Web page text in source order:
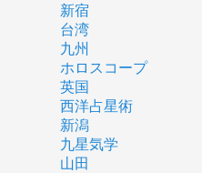
新宿
台湾
九州
ホロスコープ
英国
西洋占星術
新潟
九星気学
山田